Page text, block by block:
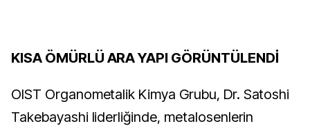
KISA ÖMÜRLÜ ARA YAPI GÖRÜNTÜLENDİ
OIST Organometalik Kimya Grubu, Dr. Satoshi
Takebayashi liderliğinde, metalosenlerin